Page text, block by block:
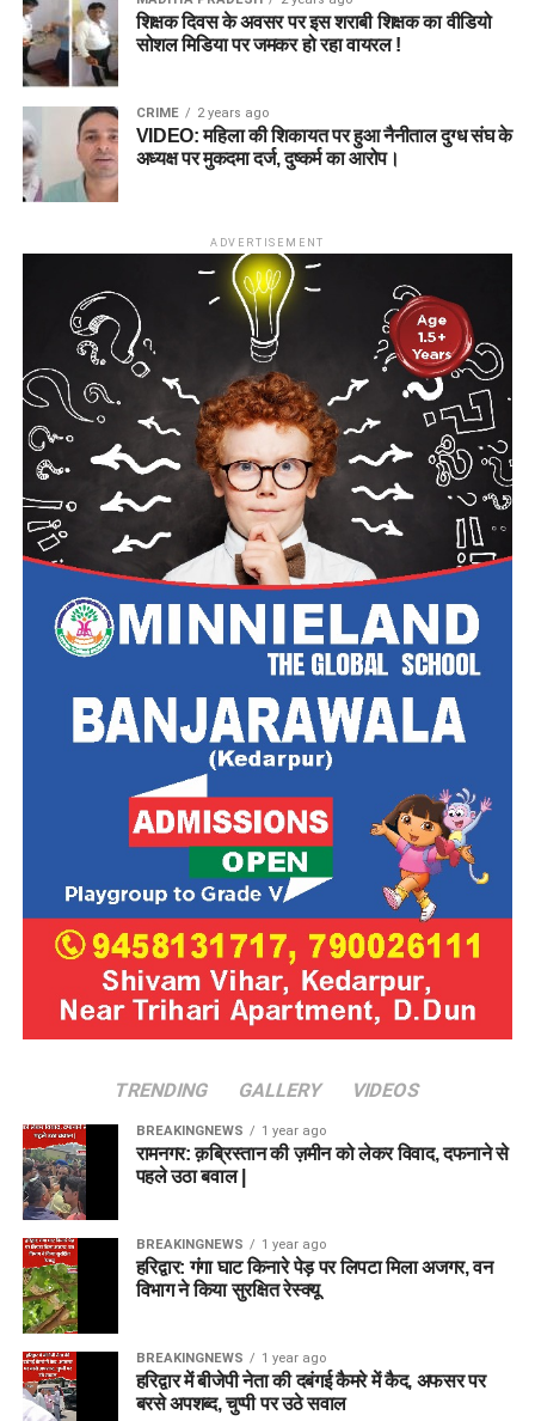
शिक्षक दिवस के अवसर पर इस शराबी शिक्षक का वीडियो
सोशल मिडिया पर जमकर हो रहा वायरल !
CRIME 2 years ago
VIDEO: महिला की शिकायत पर हुआ नैनीताल दुग्ध संघ के
अध्यक्ष पर मुकदमा दर्ज, दुष्कर्म का आरोप।
ADVERTISEMENT
TRENDING GALLERY VIDEOS
BREAKINGNEWS 1 year ago
रामनगर: क़ब्रिस्तान की ज़मीन को लेकर विवाद, दफनाने से
पहले उठा बवाल |
BREAKINGNEWS 1 year ago
हरिद्वार: गंगा घाट किनारे पेड़ पर लिपटा मिला अजगर, वन
विभाग ने किया सुरक्षित रेस्क्यू
BREAKINGNEWS 1 year ago
हरिद्वार में बीजेपी नेता की दबंगई कैमरे में कैद, अफसर पर
बरसे अपशब्द, चुप्पी पर उठे सवाल